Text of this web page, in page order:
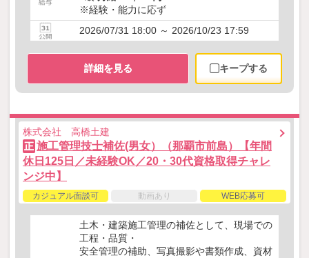
※経験・能力に応ず
2026/07/31 18:00 ～ 2026/10/23 17:59
詳細を見る キープする
株式会社 高橋土建
正 施工管理技士補佐(男女）（那覇市前島）【年間
休日125日／未経験OK／20・30代資格取得チャレ
ンジ中】
カジュアル面談可 動画あり WEB応募可
土木・建築施工管理の補佐として、現場での
工程・品質・
安全管理の補助、写真撮影や書類作成、資材